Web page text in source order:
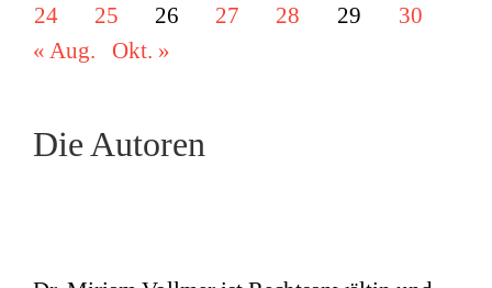
24
25 26 27 28 29
30
« Aug.
Okt. »
Die Autoren